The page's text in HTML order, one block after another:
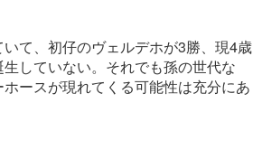
て、初仔のヴェルデホが3勝、現4歳
していない。それでも孫の世代な
ースが現れてくる可能性は充分にあ